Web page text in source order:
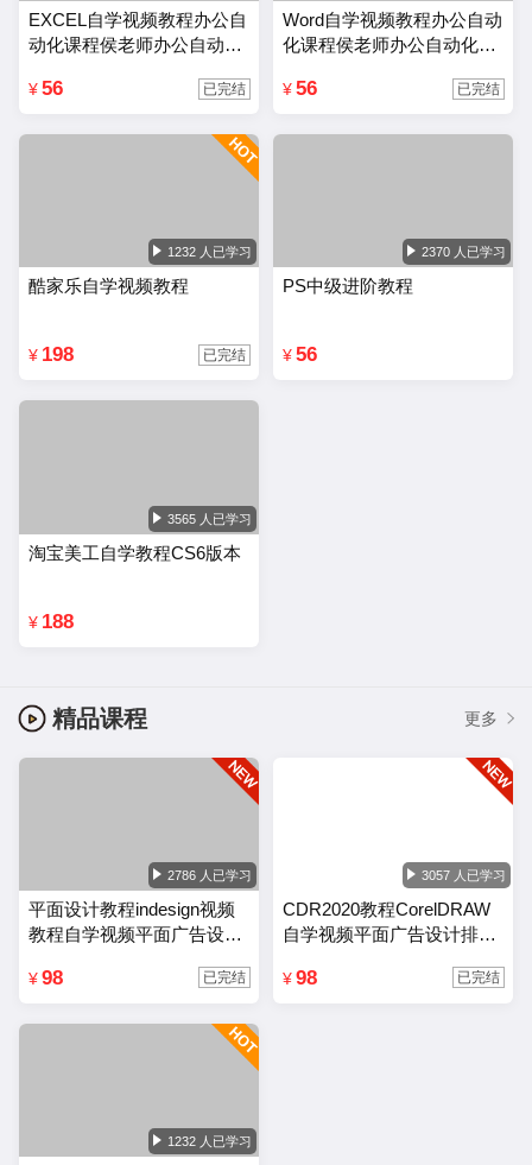
EXCEL自学视频教程办公自
动化课程侯老师办公自动化
¥ 56 已完结
Word自学视频教程办公自动
化课程侯老师办公自动化wo
¥ 56 已完结
1232 人已学习
酷家乐自学视频教程
¥ 198 已完结
2370 人已学习
PS中级进阶教程
¥ 56
3565 人已学习
淘宝美工自学教程CS6版本
¥ 188
精品课程 更多
2786 人已学习
平面设计教程indesign视频
教程自学视频平面广告设计
¥ 98 已完结
3057 人已学习
CDR2020教程CorelDRAW
自学视频平面广告设计排版
¥ 98 已完结
1232 人已学习